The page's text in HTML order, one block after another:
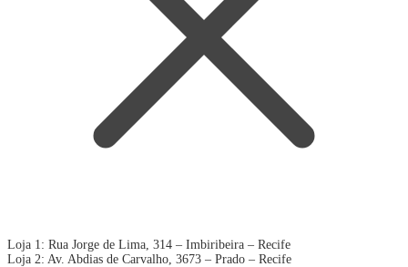
Loja 1: Rua Jorge de Lima, 314 – Imbiribeira – Recife
Loja 2: Av. Abdias de Carvalho, 3673 – Prado – Recife